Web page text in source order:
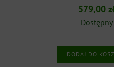
cena
699,00
579,00
Dostępny
DODAJ DO